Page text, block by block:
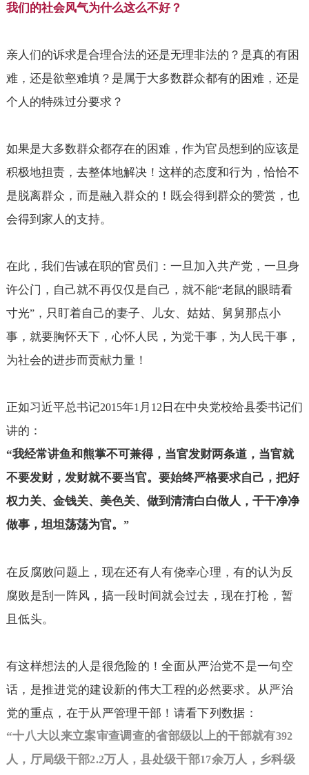
我们的社会风气为什么这么不好？
亲人们的诉求是合理合法的还是无理非法的？是真的有困
难，还是欲壑难填？是属于大多数群众都有的困难，还是
个人的特殊过分要求？
如果是大多数群众都存在的困难，作为官员想到的应该是
积极地担责，去整体地解决！这样的态度和行为，恰恰不
是脱离群众，而是融入群众的！既会得到群众的赞赏，也
会得到家人的支持。
在此，我们告诫在职的官员们：一旦加入共产党，一旦身
许公门，自己就不再仅仅是自己，就不能“老鼠的眼睛看
寸光”，只盯着自己的妻子、儿女、姑姑、舅舅那点小
事，就要胸怀天下，心怀人民，为党干事，为人民干事，
为社会的进步而贡献力量！
正如习近平总书记2015年1 月 12 日在中央党校给县委书记们
讲的：
“我经常讲鱼和熊掌不可兼得，当官发财两条道，当官就
不要发财，发财就不要当官。要始终严格要求自己，把好
权力关、金钱关、美色关、做到清清白白做人，干干净净
做事，坦坦荡荡为官。 ”
在反腐败问题上，现在还有人有侥幸心理，有的认为反
腐败是刮一阵风，搞一段时间就会过去，现在打枪，暂
且低头。
有这样想法的人是很危险的！全面从严治党不是一句空
话，是推进党的建设新的伟大工程的必然要求。从严治
党的重点，在于从严管理干部！请看下列数据：
“十八大以来立案审查调查的省部级以上的干部就有392
人，厅局级干部2.2万人，县处级干部17余万人，乡科级